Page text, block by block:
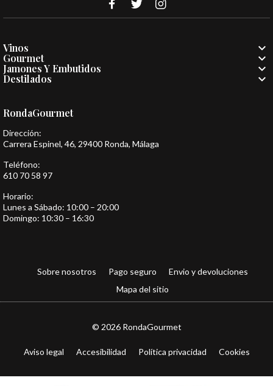
Vinos 
Gourmet 
Jamones Y Embutidos 
Destilados 
RondaGourmet
Dirección:
Carrera Espinel, 46, 29400 Ronda, Málaga
Teléfono:
610 70 58 97
Horario:
Lunes a Sábado: 10:00 – 20:00
Domingo: 10:30 – 16:30
Sobre nosotros Pago seguro
Envio y devoluciones
Mapa del sitio
© 2026 RondaGourmet
Aviso legal Accesibilidad Política privacidad Cookies